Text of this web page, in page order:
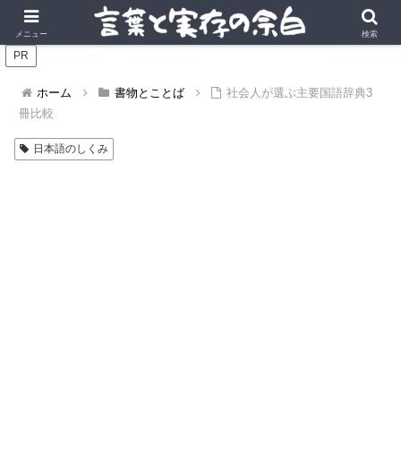
言葉の風景に、実存の深みを。
PR
ホーム 書物とことば
社会人が選ぶ主要国語辞典3
冊比較
日本語のしくみ
メニュー 検索